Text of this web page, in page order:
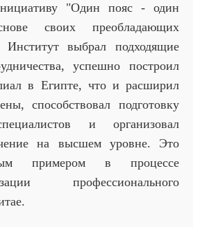
"Один пояс - один
своих преобладающих
Институт выбрал подходящие
успешно построил
в Египте, что и расширил
способствовал подготовку
и организовал
на высшем уровне. Это
примером в процессе
профессионального